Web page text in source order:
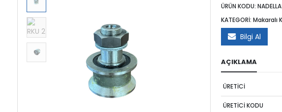
ÜRÜN KODU:
KATEGORİ:Makaralı
Bilgi Al
AÇIKLAMA
ÜRETİCİ
ÜRETİCİ KODU